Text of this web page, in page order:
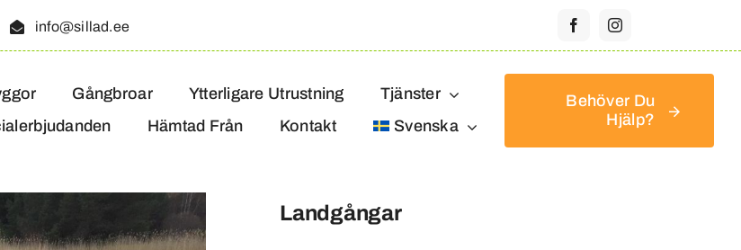
info@sillad.ee
Gångbroar Ytterligare Utrustning
Tjänster
Hämtad Från Kontakt Svenska
Behöver Du
Hjälp?
Landgångar